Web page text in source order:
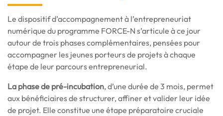
Le dispositif d’accompagnement à l’entrepreneuriat
numérique du programme FORCE-N s’articule à ce jour
autour de trois phases complémentaires, pensées pour
accompagner les jeunes porteurs de projets à chaque
étape de leur parcours entrepreneurial.
La phase de pré-incubation, d’une durée de 3 mois, permet
aux bénéficiaires de structurer, affiner et valider leur idée
de projet. Elle constitue une étape préparatoire cruciale